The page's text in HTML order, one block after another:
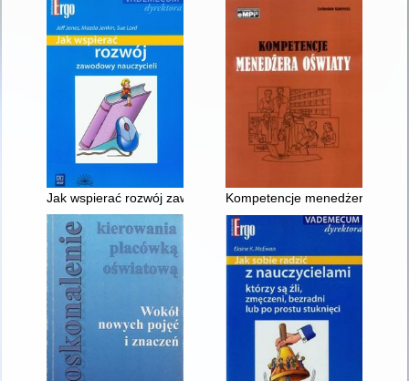
Jak wspierać rozwój zawodowy nauczycielaKompetencje menedżera